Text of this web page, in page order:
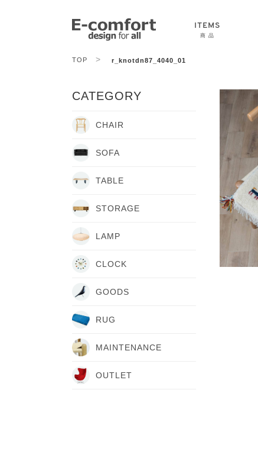
ITEMS
商 品
TOP > r_knotdn87_4040_01
CATEGORY
CHAIR
SOFA
TABLE
STORAGE
LAMP
CLOCK
GOODS
RUG
MAINTENANCE
OUTLET